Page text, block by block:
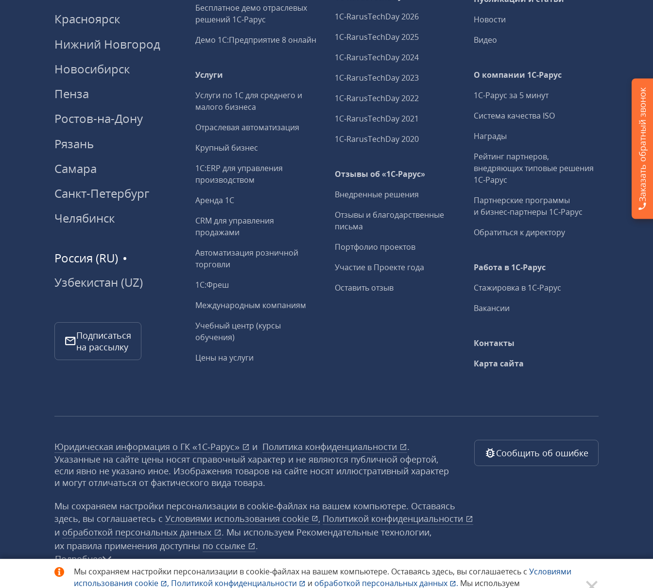
Мы сохраняем настройки персонализации в cookie‑файлах на вашем компьютере. Оставаясь здесь, вы соглашаетесь с Условиями
использования cookie , Политикой конфиденциальности и обработкой персональных данных . Мы используем
Красноярск
Нижний Новгород
Новосибирск
Пенза
Ростов-на-Дону
Рязань
Самара
Санкт-Петербург
Челябинск
Россия (RU)
Узбекистан (UZ)
Подписаться
на рассылку
Бесплатное демо отраслевых
решений 1С‑Рарус
Демо 1С:Предприятие 8 онлайн
Услуги
Услуги по 1С для среднего и
малого бизнеса
Отраслевая автоматизация
Крупный бизнес
1С:ERP для управления
производством
Аренда 1С
CRM для управления
продажами
Автоматизация розничной
торговли
1С:Фреш
Международным компаниям
Учебный центр (курсы
обучения)
Цены на услуги
1C‑RarusTechDay 2026
1C‑RarusTechDay 2025
1C‑RarusTechDay 2024
1C‑RarusTechDay 2023
1C‑RarusTechDay 2022
1C‑RarusTechDay 2021
1C‑RarusTechDay 2020
Отзывы об «1С-Рарус»
Внедренные решения
Отзывы и благодарственные
письма
Портфолио проектов
Участие в Проекте года
Оставить отзыв
Новости
Видео
О компании 1C-Рарус
1С-Рарус за 5 минут
Система качества ISO
Награды
Рейтинг партнеров,
внедряющих типовые решения
1С‑Рарус
Партнерские программы
и бизнес‑партнеры 1С‑Рарус
Обратиться к директору
Работа в 1С‑Рарус
Стажировка в 1С‑Рарус
Вакансии
Контакты
Карта сайта
Юридическая информация о ГК «1С‑Рарус» и Политика конфиденциальности
.
Указанные на сайте цены носят справочный характер и не являются публичной офертой,
если явно не указано иное. Изображения товаров на сайте носят иллюстративный характер
и могут отличаться от фактического вида товара.
Мы сохраняем настройки персонализации в cookie‑файлах на вашем компьютере. Оставаясь
здесь, вы соглашаетесь с Условиями использования cookie , Политикой конфиденциальности
и обработкой персональных данных
. Мы используем Рекомендательные технологии,
их правила применения доступны по ссылке
.
Подробнее
Сообщить об ошибке
Заказать обратный звонок